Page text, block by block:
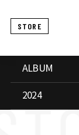
STORE
ALBUM
2024